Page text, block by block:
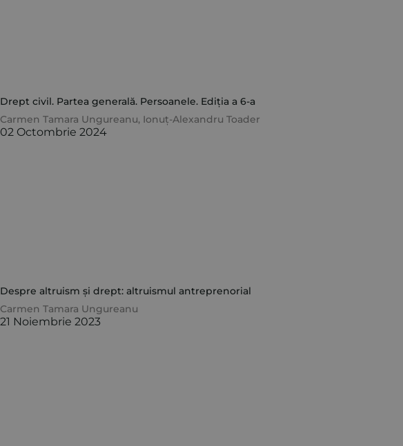
Drept civil. Partea generală. Persoanele. Ediția a 6-a
Carmen Tamara Ungureanu, Ionuț-Alexandru Toader
02 Octombrie 2024
Despre altruism și drept: altruismul antreprenorial
Carmen Tamara Ungureanu
21 Noiembrie 2023